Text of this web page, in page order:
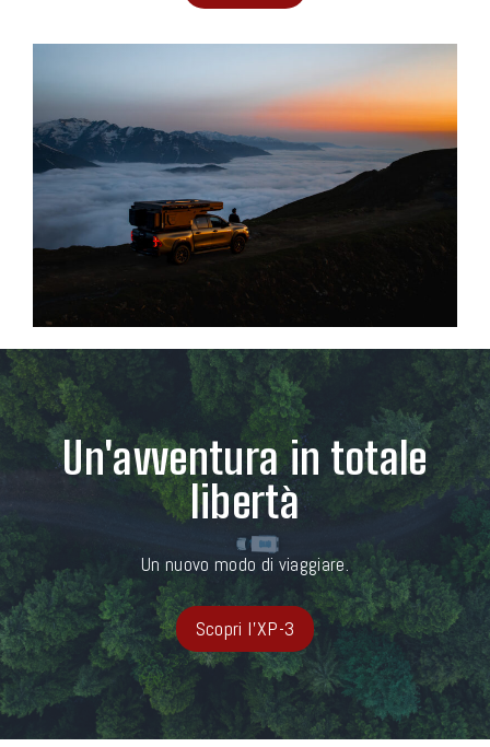
Un'avventura in totale
libertà
Un nuovo modo di viaggiare.
Scopri l'XP-3